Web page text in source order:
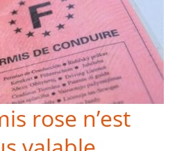
rose n’est